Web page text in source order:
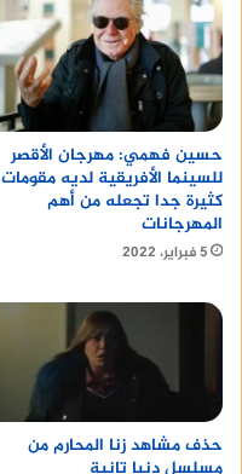
حسين فهمي: مهرجان الأقصر
للسينما الأفريقية لديه مقومات
كثيرة جدا تجعله من أهم
المهرجانات
5 فبراير، 2022
حذف مشاهد زنا المحارم من